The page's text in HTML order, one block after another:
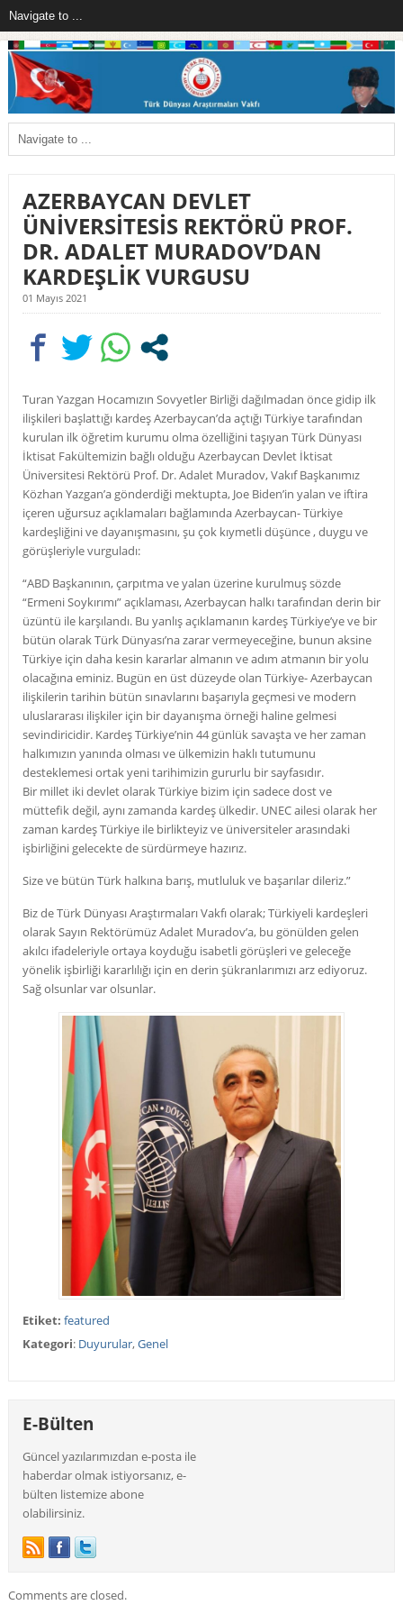
AZERBAYCAN DEVLET
ÜNİVERSİTESİS REKTÖRÜ PROF.
DR. ADALET MURADOV’DAN
KARDEŞLİK VURGUSU
01 Mayıs 2021
Turan Yazgan Hocamızın Sovyetler Birliği dağılmadan önce gidip ilk
ilişkileri başlattığı kardeş Azerbaycan’da açtığı Türkiye tarafından
kurulan ilk öğretim kurumu olma özelliğini taşıyan Türk Dünyası
İktisat Fakültemizin bağlı olduğu Azerbaycan Devlet İktisat
Üniversitesi Rektörü Prof. Dr. Adalet Muradov,Vakıf Başkanımız
Közhan Yazgan’a gönderdiği mektupta, Joe Biden’in yalan ve iftira
içeren uğursuz açıklamaları bağlamında Azerbaycan- Türkiye
kardeşliğini ve dayanışmasını, şu çok kıymetli düşünce , duygu ve
görüşleriyle vurguladı:
“ABD Başkanının, çarpıtma ve yalan üzerine kurulmuş sözde
“Ermeni Soykırımı” açıklaması, Azerbaycan halkı tarafından derin bir
üzüntü ile karşılandı. Bu yanlış açıklamanın kardeş Türkiye’ye ve bir
bütün olarak Türk Dünyası’na zarar vermeyeceğine, bunun aksine
Türkiye için daha kesin kararlar almanın ve adım atmanın bir yolu
olacağına eminiz. Bugün en üst düzeyde olan Türkiye- Azerbaycan
ilişkilerin tarihin bütün sınavlarını başarıyla geçmesi ve modern
uluslararası ilişkiler için bir dayanışma örneği haline gelmesi
sevindiricidir. Kardeş Türkiye’nin 44 günlük savaşta ve her zaman
halkımızın yanında olması ve ülkemizin haklı tutumunu
desteklemesi ortak yeni tarihimizin gururlu bir sayfasıdır.
Bir millet iki devlet olarak Türkiye bizim için sadece dost ve
müttefik değil, aynı zamanda kardeş ülkedir. UNEC ailesi olarak her
zaman kardeş Türkiye ile birlikteyiz ve üniversiteler arasındaki
işbirliğini gelecekte de sürdürmeye hazırız.
Size ve bütün Türk halkına barış, mutluluk ve başarılar dileriz.”
Biz de Türk Dünyası Araştırmaları Vakfı olarak; Türkiyeli kardeşleri
olarak Sayın Rektörümüz Adalet Muradov’a, bu gönülden gelen
akılcı ifadeleriyle ortaya koyduğu isabetli görüşleri ve geleceğe
yönelik işbirliği kararlılığı için en derin şükranlarımızı arz ediyoruz.
Sağ olsunlar var olsunlar.
Etiket: featured
Kategori: Duyurular,Genel
E-Bülten
Güncel yazılarımızdan e-posta ile
haberdar olmak istiyorsanız, e-
bülten listemize abone
olabilirsiniz.
Comments are closed.